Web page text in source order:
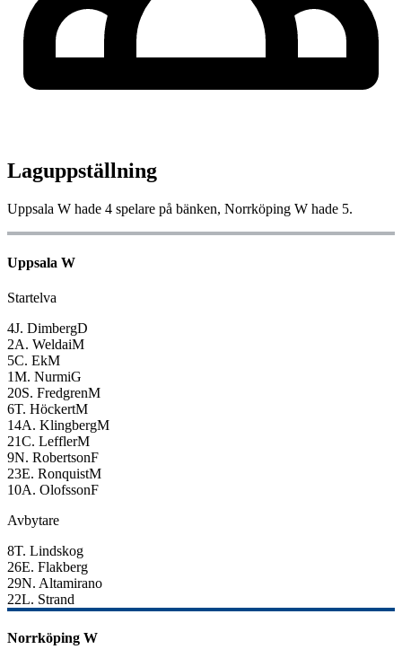
Laguppställning
Uppsala W hade 4 spelare på bänken, Norrköping W hade 5.
Uppsala W
Startelva
4J. DimbergD
2A. WeldaiM
5C. EkM
1M. NurmiG
20S. FredgrenM
6T. HöckertM
14A. KlingbergM
21C. LefflerM
9N. RobertsonF
23E. RonquistM
10A. OlofssonF
Avbytare
8T. Lindskog
26E. Flakberg
29N. Altamirano
22L. Strand
Norrköping W